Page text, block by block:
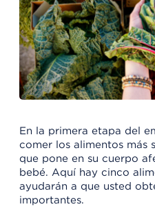
En la primera etapa del
comer los alimentos más
que pone en su cuerpo
bebé. Aquí hay cinco
ayudarán a que usted
importantes.